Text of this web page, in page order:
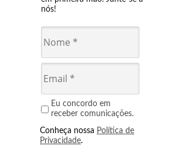
nós!
Eu concordo em
receber comunicações.
Conheça nossa Política de
Privacidade.